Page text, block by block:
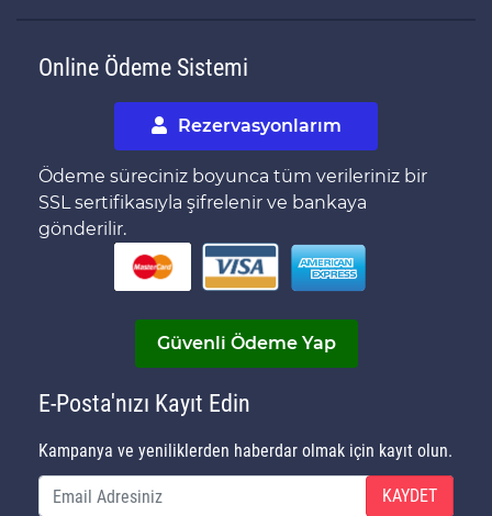
Online Ödeme Sistemi
Rezervasyonlarım
Ödeme süreciniz boyunca tüm verileriniz bir
SSL sertifikasıyla şifrelenir ve bankaya
gönderilir.
Güvenli Ödeme Yap
E-Posta'nızı Kayıt Edin
Kampanya ve yeniliklerden haberdar olmak için kayıt olun.
KAYDET